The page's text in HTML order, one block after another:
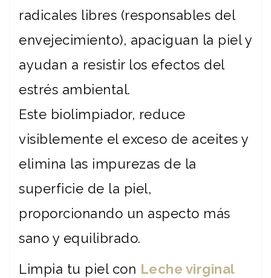
radicales libres (responsables del
envejecimiento), apaciguan la piel y
ayudan a resistir los efectos del
estrés ambiental.
Este biolimpiador, reduce
visiblemente el exceso de aceites y
elimina las impurezas de la
superficie de la piel,
proporcionando un aspecto más
sano y equilibrado.
Limpia tu piel con Leche virginal